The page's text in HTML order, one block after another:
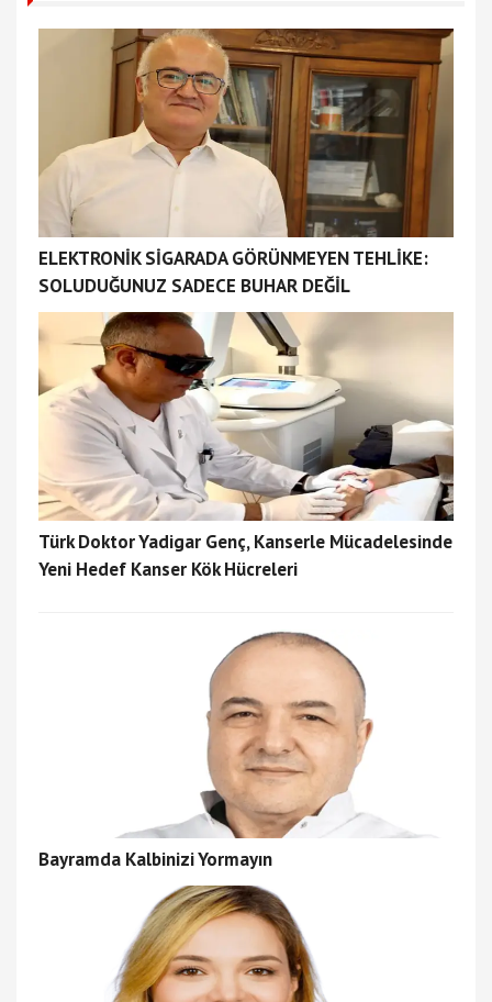
ELEKTRONİK SİGARADA GÖRÜNMEYEN TEHLİKE:
SOLUDUĞUNUZ SADECE BUHAR DEĞİL
Türk Doktor Yadigar Genç, Kanserle Mücadelesinde
Yeni Hedef Kanser Kök Hücreleri
Bayramda Kalbinizi Yormayın